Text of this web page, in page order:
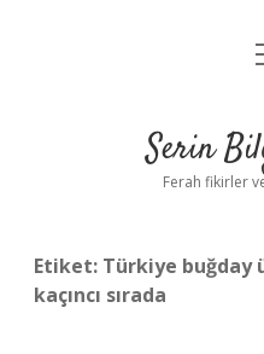
Serin
Ferah fikirler
Etiket: Türkiye buğday
kaçıncı sırada